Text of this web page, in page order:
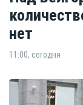
нет
11:00, сегодня